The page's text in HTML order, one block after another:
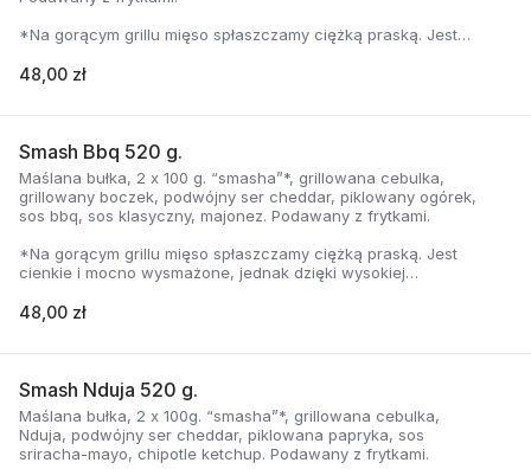
*Na gorącym grillu mięso spłaszczamy ciężką praską. Jest
temperaturze, zyskuje jednocześnie chrupiąca skorupkę i
48,00 zł
Smash Bbq 520 g.
Maślana bułka, 2 x 100 g. “smasha”*, grillowana cebulka,
grillowany boczek, podwójny ser cheddar, piklowany ogórek,
sos bbq, sos klasyczny, majonez. Podawany z frytkami.
*Na gorącym grillu mięso spłaszczamy ciężką praską. Jest
cienkie i mocno wysmażone, jednak dzięki wysokiej
delikatną soczystość.
48,00 zł
Smash Nduja 520 g.
Maślana bułka, 2 x 100g. “smasha”*, grillowana cebulka,
Nduja, podwójny ser cheddar, piklowana papryka, sos
sriracha-mayo, chipotle ketchup. Podawany z frytkami.